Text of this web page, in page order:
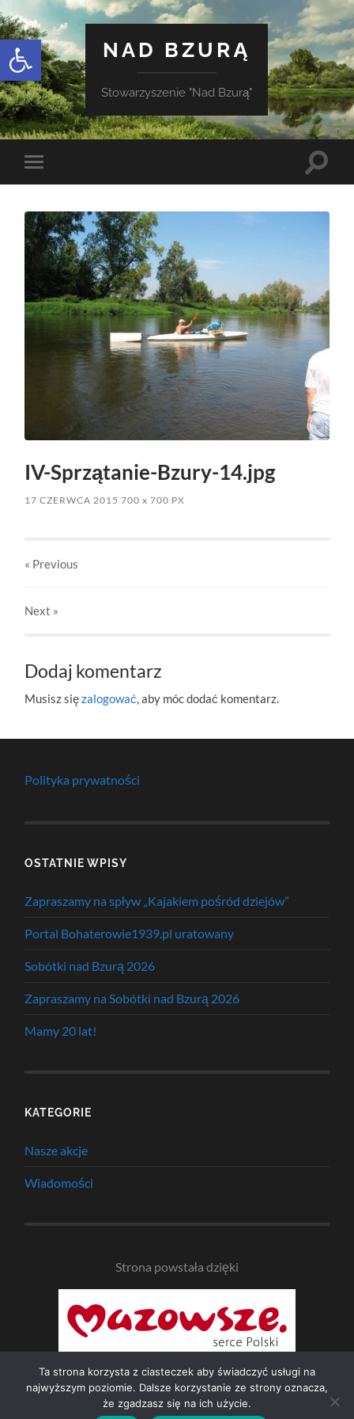
Otwórz pasek narzędzi
NAD BZURĄ
Stowarzyszenie "Nad Bzurą"
Toggle
mobile
Toggle
IV-Sprzątanie-Bzury-14.jpg
17 CZERWCA 2015 700x 700 PX
« Previous
Next »
Dodaj komentarz
Musisz sięzalogować , aby móc dodać komentarz.
Polityka prywatności
OSTATNIE WPISY
Zapraszamy na spływ „Kajakiem pośród dziejów”
Portal Bohaterowie1939.pl uratowany
Sobótki nad Bzurą 2026
Zapraszamy na Sobótki nad Bzurą 2026
Mamy 20 lat!
KATEGORIE
Nasze akcje
Wiadomości
Strona powstała dzięki
Ta strona korzysta z ciasteczek aby świadczyć usługi na
najwyższym poziomie. Dalsze korzystanie ze strony oznacza,
że zgadzasz się na ich użycie.